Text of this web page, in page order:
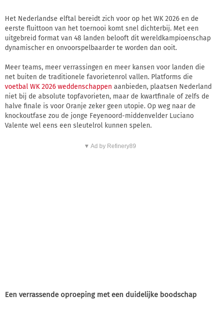
Het Nederlandse elftal bereidt zich voor op het WK 2026 en de
eerste fluittoon van het toernooi komt snel dichterbij. Met een
uitgebreid format van 48 landen belooft dit wereldkampioenschap
dynamischer en onvoorspelbaarder te worden dan ooit.
Meer teams, meer verrassingen en meer kansen voor landen die
net buiten de traditionele favorietenrol vallen. Platforms die
voetbal WK 2026 weddenschappen aanbieden, plaatsen Nederland
niet bij de absolute topfavorieten, maar de kwartfinale of zelfs de
halve finale is voor Oranje zeker geen utopie. Op weg naar de
knockoutfase zou de jonge Feyenoord-middenvelder Luciano
Valente wel eens een sleutelrol kunnen spelen.
▼ Ad by Refinery89
Een verrassende oproeping met een duidelijke boodschap